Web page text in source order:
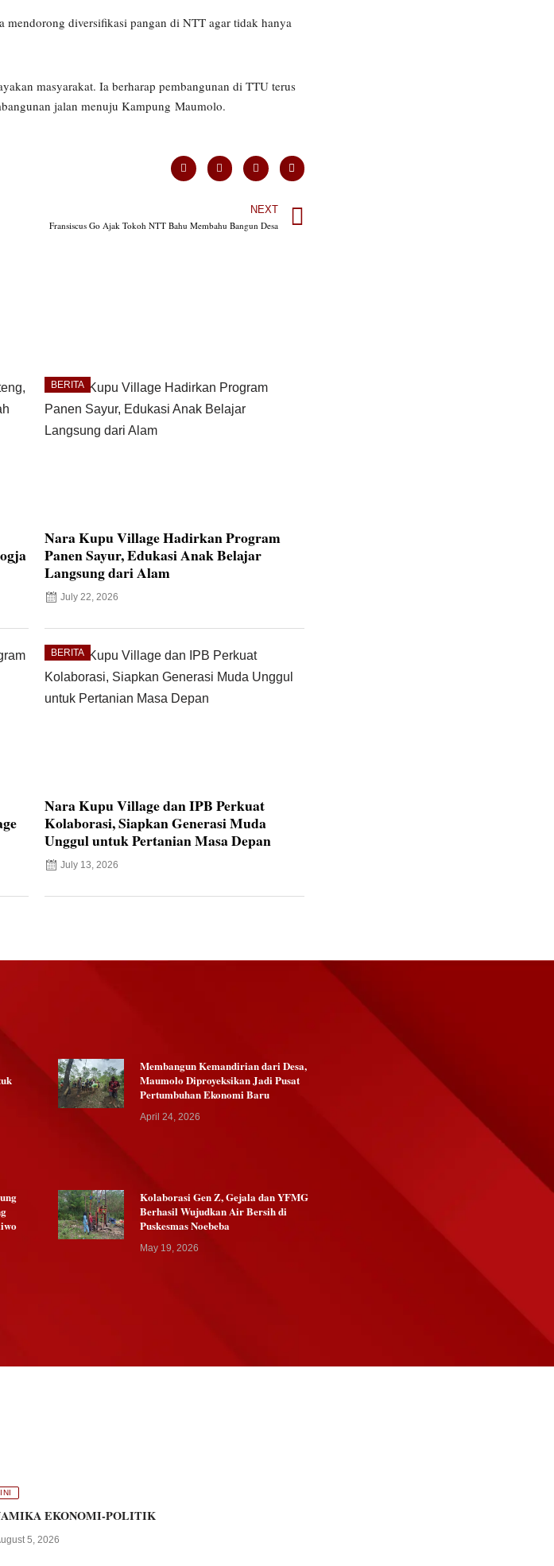
mendorong diversifikasi pangan di NTT agar tidak hanya
masyarakat. Ia berharap pembangunan di TTU terus
jalan menuju Kampung Maumolo.
NEXT
Fransiscus Go Ajak Tokoh NTT Bahu Membahu Bangun Desa
BERITA
Nara Kupu Village Hadirkan Program
Panen Sayur, Edukasi Anak Belajar
Langsung dari Alam
July 22, 2026
BERITA
Nara Kupu Village dan IPB Perkuat
Kolaborasi, Siapkan Generasi Muda
Unggul untuk Pertanian Masa Depan
July 13, 2026
Membangun Kemandirian dari Desa,
Maumolo Diproyeksikan Jadi Pusat
Pertumbuhan Ekonomi Baru
April 24, 2026
Kolaborasi Gen Z, Gejala dan YFMG
Berhasil Wujudkan Air Bersih di
Puskesmas Noebeba
May 19, 2026
EKONOMI-POLITIK
5, 2026